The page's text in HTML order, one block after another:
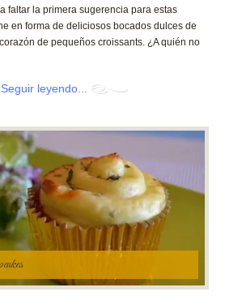
faltar la primera sugerencia para estas
en forma de deliciosos bocados dulces de
de pequeños croissants. ¿A quién no
Seguir leyendo...